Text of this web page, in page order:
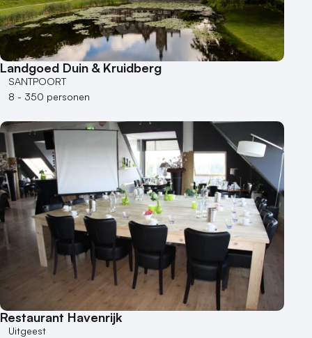
Landgoed Duin & Kruidberg
SANTPOORT
8 - 350 personen
Restaurant Havenrijk
Uitgeest